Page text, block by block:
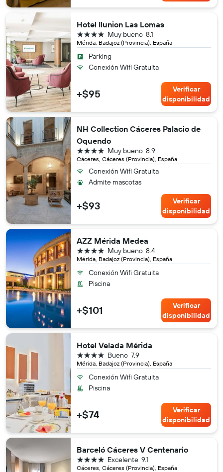
Hotel Ilunion Las Lomas
Mérida, Badajoz (Provincia), España
8.1
Muy bueno
4 estrellas
Parking
Conexión Wifi Gratuita
+$95
Verificar
disponibilidad
NH Collection Cáceres Palacio de
Oquendo
Cáceres, Cáceres (Provincia), España
8.9
Muy bueno
4 estrellas
Conexión Wifi Gratuita
Admite mascotas
+$93
Verificar
disponibilidad
AZZ Mérida Medea
Mérida, Badajoz (Provincia), España
8.4
Muy bueno
4 estrellas
Conexión Wifi Gratuita
Piscina
+$101
Verificar
disponibilidad
Hotel Velada Mérida
Mérida, Badajoz (Provincia), España
7.9
Bueno
4 estrellas
Conexión Wifi Gratuita
Piscina
+$74
Verificar
disponibilidad
Barceló Cáceres V Centenario
Cáceres, Cáceres (Provincia), España
9.1
Excelente
4 estrellas